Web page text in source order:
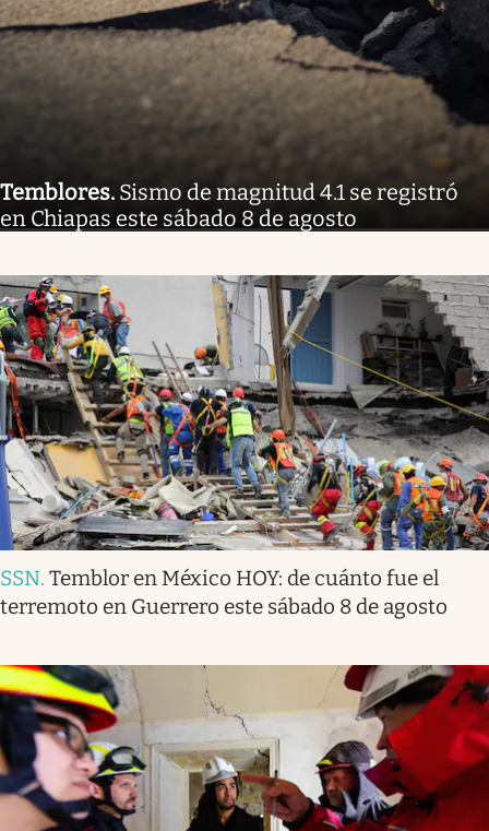
Temblores. Sismo de magnitud 4.1 se registró
en Chiapas este sábado 8 de agosto
SSN. Temblor en México HOY: de cuánto fue el
terremoto en Guerrero este sábado 8 de agosto